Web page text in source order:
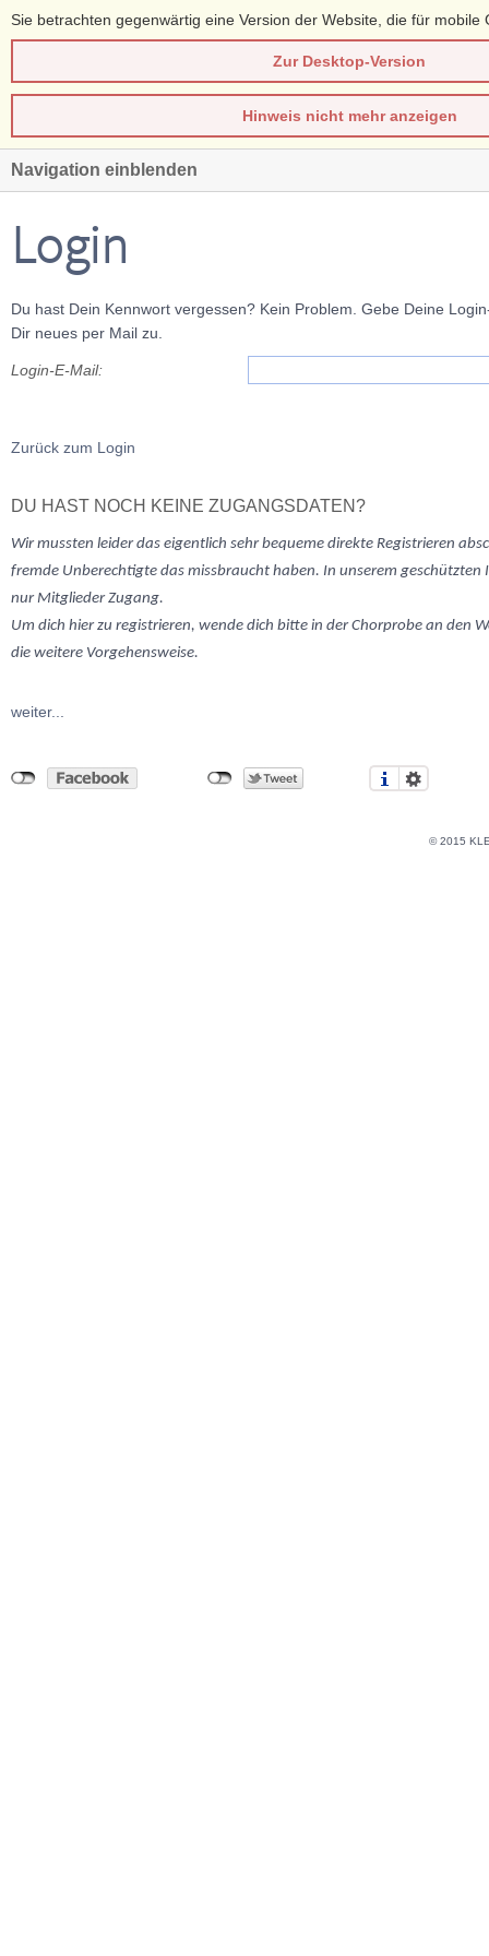
Sie betrachten gegenwärtig eine Version der Website, die für mobile
Zur Desktop-Version
Hinweis nicht mehr anzeigen
Navigation einblenden
Login
Du hast Dein Kennwort vergessen? Kein Problem. Gebe Deine
Dir neues per Mail zu.
Login-E-Mail:
Zurück zum Login
DU HAST NOCH KEINE ZUGANGSDATEN?
Wir mussten leiderdas eigentlich sehr bequeme direkte Registrieren
fremde Unberechtigte das missbraucht haben. In unserem
nur Mitglieder Zugang.
Um dich hier zu registrieren, wende dich bitte in der Chorprobe an den
die weitere Vorgehensweise.
weiter...
© 2015